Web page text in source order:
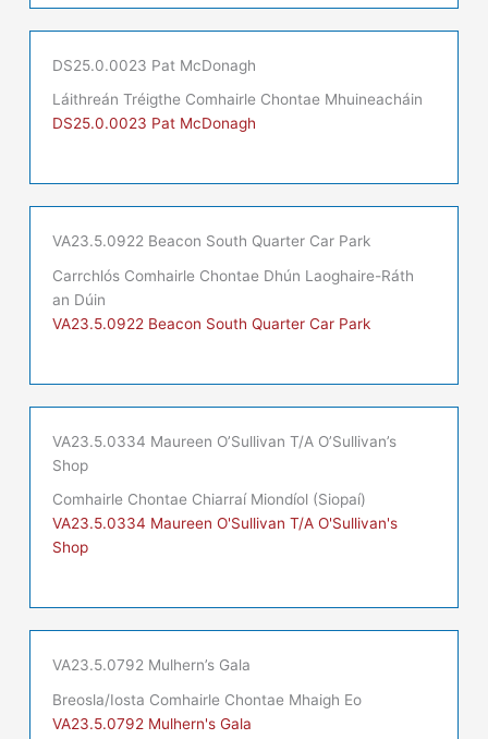
DS25.0.0023 Pat McDonagh
Láithreán Tréigthe Comhairle Chontae Mhuineacháin
DS25.0.0023 Pat McDonagh
VA23.5.0922 Beacon South Quarter Car Park
Carrchlós Comhairle Chontae Dhún Laoghaire-Ráth
an Dúin
VA23.5.0922 Beacon South Quarter Car Park
VA23.5.0334 Maureen O’Sullivan T/A O’Sullivan’s
Shop
Comhairle Chontae Chiarraí Miondíol (Siopaí)
VA23.5.0334 Maureen O'Sullivan T/A O'Sullivan's
Shop
VA23.5.0792 Mulhern’s Gala
Breosla/Iosta Comhairle Chontae Mhaigh Eo
VA23.5.0792 Mulhern's Gala